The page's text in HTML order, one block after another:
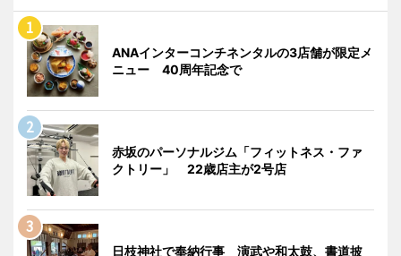
ANAインターコンチネンタルの3店舗が限定メ
ニュー 40周年記念で
赤坂のパーソナルジム「フィットネス・ファ
クトリー」 22歳店主が2号店
日枝神社で奉納行事 演武や和太鼓、書道披